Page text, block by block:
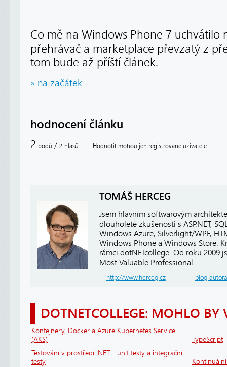
Co mě na Windows Phone 7 uchvátilo
přehrávač a marketplace převzatý z
tom bude až příští článek.
» na začátek
hodnocení článku
2 bodů / 2 hlasů Hodnotit mohou jen registrované uživatelé.
TOMÁŠ HERCEG
Jsem hlavním softwarovým
dlouholeté zkušenosti s ASP.NET,
Windows Azure, Silverlight/WPF,
Windows Phone a Windows Store.
rámci dotNETcollege. Od roku 2009
Most Valuable Professional.
http://www.herceg.cz blog autora
DOTNETCOLLEGE: MOHLO BY
Kontejnery, Docker a Azure Kubernetes Service
(AKS)
TypeScript
Testování v prostředí .NET - unit testy a integrační
testy